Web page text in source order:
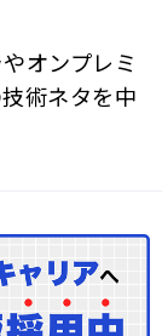
オンプレミ
術ネタを中